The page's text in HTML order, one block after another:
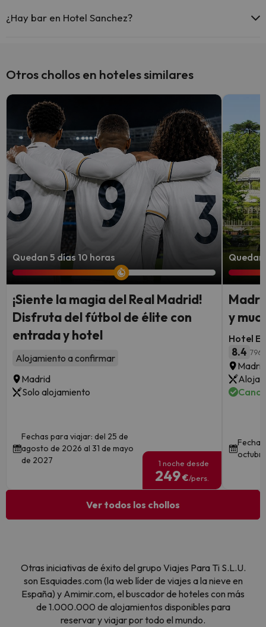
¿Hay bar en Hotel Sanchez?
Otros chollos en hoteles similares
Quedan 5 días 10 horas
¡Siente la magia del Real Madrid!
Disfruta del fútbol de élite con
entrada y hotel
Alojamiento a confirmar
Madrid
Solo alojamiento
Fechas para viajar: del 25 de
agosto de 2026 al 31 de mayo
de 2027
1 noche desde
249€/pers.
Quedan
y
Hotel
8.4 796
Madrid
Ver todos los chollos
Otras iniciativas de éxito del grupo Viajes Para Ti S.L.U.
son Esquiades.com (la web líder de viajes a la nieve en
España) y Amimir.com, el buscador de hoteles con más
de 1.000.000 de alojamientos disponibles para
reservar y viajar por todo el mundo.